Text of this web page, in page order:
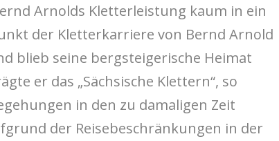
Arnolds Kletterleistung kaum in ein
der Kletterkarriere von Bernd Arnold
blieb seine bergsteigerische Heimat
er das „Sächsische Klettern“, so
in den zu damaligen Zeit
der Reisebeschränkungen in der